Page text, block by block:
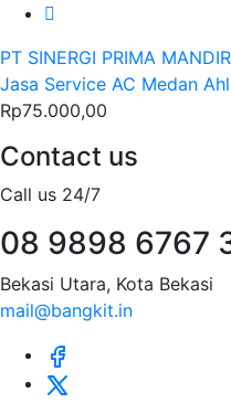
PT SINERGI PRIMA
Jasa Service AC Medan
Rp75.000,00
Contact us
Call us 24/7
08 9898 6767
Bekasi Utara, Kota Bekasi
mail@bangkit.in